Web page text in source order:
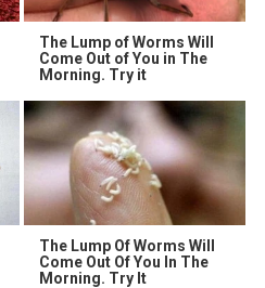
The Lump of Worms Will
Come Out of You in The
Morning. Try it
The Lump Of Worms Will
Come Out Of You In The
Morning. Try It